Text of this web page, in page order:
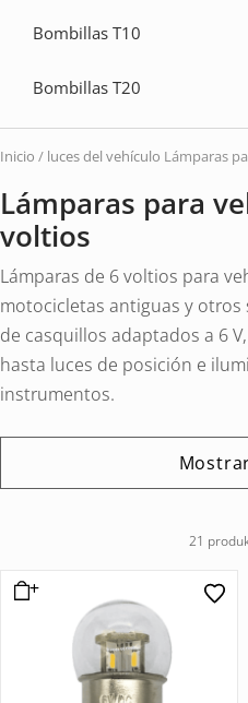
Bombillas T10
Bombillas T20
Inicio / luces del vehículo Lámparas
Lámparas para
voltios
Lámparas de 6 voltios para
motocicletas antiguas y otros
de casquillos adaptados a 6
hasta luces de posición e
instrumentos.
21